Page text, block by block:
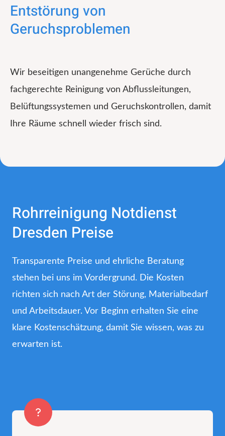
Entstörung von
Geruchsproblemen
Wir beseitigen unangenehme Gerüche durch
fachgerechte Reinigung von Abflussleitungen,
Belüftungssystemen und Geruchskontrollen, damit
Ihre Räume schnell wieder frisch sind.
Rohrreinigung Notdienst
Dresden Preise
Transparente Preise und ehrliche Beratung
stehen bei uns im Vordergrund. Die Kosten
richten sich nach Art der Störung, Materialbedarf
und Arbeitsdauer. Vor Beginn erhalten Sie eine
klare Kostenschätzung, damit Sie wissen, was zu
erwarten ist.